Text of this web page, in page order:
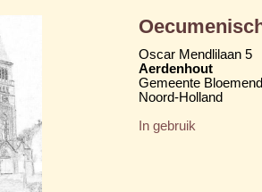
Oscar Mendlilaan 5
Aerdenhout
Gemeente
Noord-Holland
In gebruik